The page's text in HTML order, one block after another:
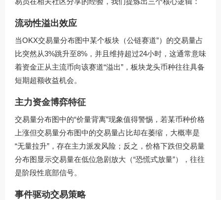
流动性溢出效应
当OKX交易量分布图中某个板块（公链赛道”）的交易量占
比突然从3%跳升至8%，并且维持超过24小时，这通常意味
着资金正从主流币向该赛道“溢出”，板块龙头币种往往具备
短期超额收益机会。
主力资金博弈特征
交易量分布图中的“价量背离”现象值得警惕，若某币种价格
上涨但交易量分布图中的交易量占比却在萎缩，大概率是
“无量拉升”，存在主力派发风险；反之，价格下跌但交易量
分布图显示交易量在低位急剧放大（“恐慌式放量”），往往
是阶段性底部信号。
事件驱动交易策略